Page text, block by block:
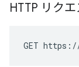
HTTP リクエ
GET